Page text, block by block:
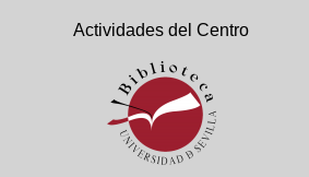
Actividades del Centro